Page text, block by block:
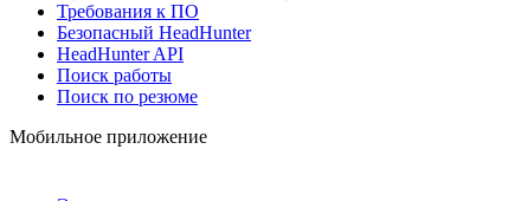
Требования к ПО
Безопасный HeadHunter
HeadHunter API
Поиск работы
Поиск по резюме
Мобильное приложение